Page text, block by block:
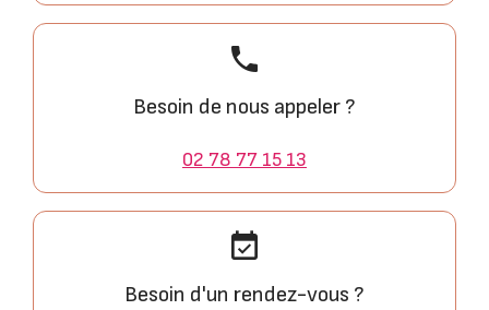
phone
Besoin de nous appeler ?
02 78 77 15 13
event_available
Besoin d'un rendez-vous ?